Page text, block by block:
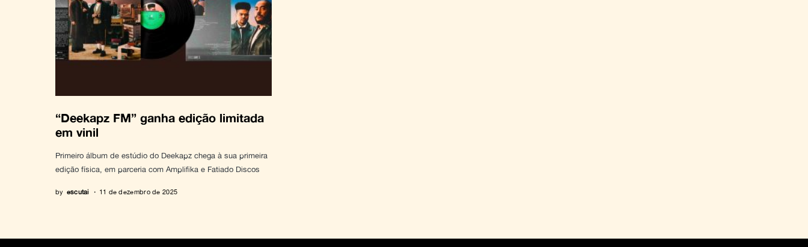
“Deekapz FM” ganha edição limitada
em vinil
Primeiro álbum de estúdio do Deekapz chega à sua primeira
edição física, em parceria com Amplifika e Fatiado Discos
by escutai 11 de dezembro de 2025